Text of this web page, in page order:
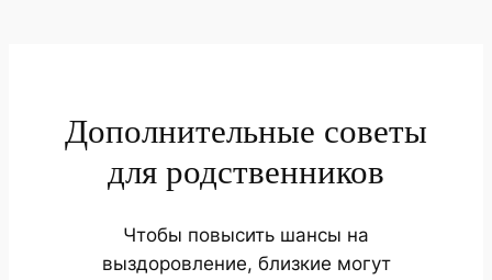
Дополнительные советы
для родственников
Чтобы повысить шансы на
выздоровление, близкие могут